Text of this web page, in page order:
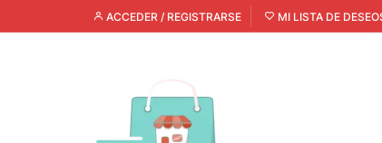
ACCEDER / REGISTRARSE MI LISTA DE